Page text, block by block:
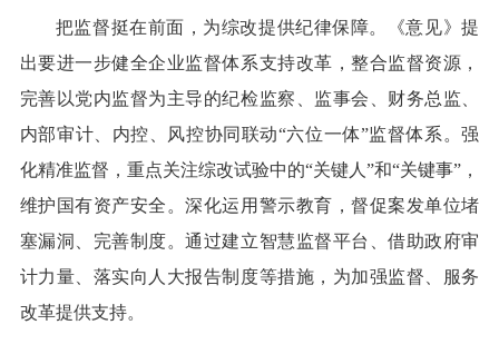
把监督挺在前面，为综改提供纪律保障。《意见》提
出要进一步健全企业监督体系支持改革，整合监督资源，
完善以党内监督为主导的纪检监察、监事会、财务总监、
内部审计、内控、风控协同联动“六位一体”监督体系。强
化精准监督，重点关注综改试验中的“关键人”和“关键事”，
维护国有资产安全。深化运用警示教育，督促案发单位堵
塞漏洞、完善制度。通过建立智慧监督平台、借助政府审
计力量、落实向人大报告制度等措施，为加强监督、服务
改革提供支持。